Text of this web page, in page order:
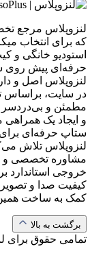
لنزوپلاس مرجع
که برای انتخاب
استودیو خانگی و
حرفه‌ای پیش روی
لنزوپلاس اصل و
در سایت، براساس
مطمئن و بی‌دردسر
و ایجاد یک همراهی
ستاپ حرفه‌ای برای
لنزوپلاس تلاش
مشاوره تخصصی و
خروجی استاندارد
کیفیت صدا و
کمک به ساخت
برگشت به بالا
تمامی حقوق برای